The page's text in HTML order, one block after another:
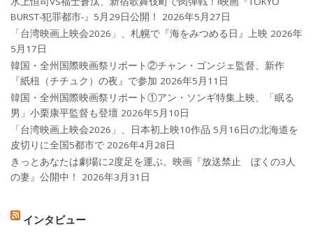
BURST-犯罪都市-』5月29日公開！
2026年5月27日
「台湾映画上映会2026」、札幌で『海をみつめる日』上映 2026年
5月17日
韓国・全州国際映画祭リポート②チャン・ゴンジェ監督、新作
『紙杻（チチュク）の夜』で参加 2026年5月11日
韓国・全州国際映画祭リポート①アン・ソンギ特集上映、「眠る
男」小栗康平監督も登壇 2026年5月10日
「台湾映画上映会2026」、日本初上映10作品 5月16日の北海道を
皮切りに全国5都市で 2026年4月28日
きっとあなたは劇場に2度足を運ぶ。映画『放送禁止 ぼくの3人
の妻』公開中！
2026年3月31日
インタビュー